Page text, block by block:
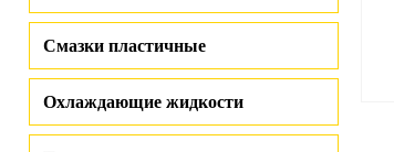
Смазки пластичные
Охлаждающие жидкости